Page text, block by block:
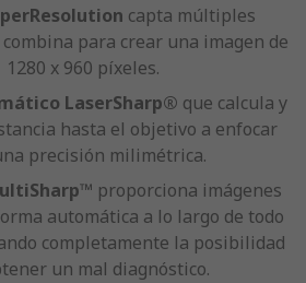
capta múltiples
para crear una imagen de
1280 x 960 píxeles.
LaserSharp® que calcula y
hasta el objetivo a enfocar
precisión milimétrica.
proporciona imágenes
automática a lo largo de todo
completamente la posibilidad
un mal diagnóstico.